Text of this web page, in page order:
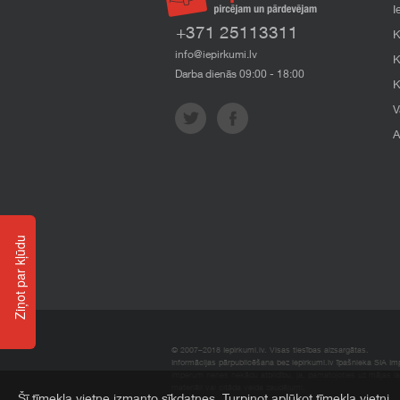
+371 25113311
info@iepirkumi.lv
Darba dienās 09:00 - 18:00
© 2007–2018 Iepirkumi.lv. Visas tiesības aizsargātas.
Informācijas pārpublicēšana bez iepirkumi.lv īpašnieka SIA
Ziņot par kļūdu